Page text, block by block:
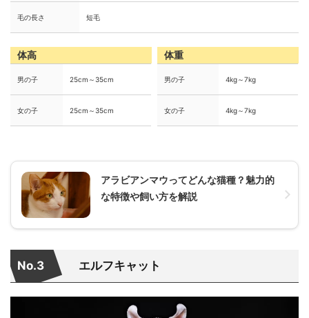
毛の長さ 短毛
体高
男の子 25cm～35cm
女の子 25cm～35cm
体重
男の子 4kg～7kg
女の子 4kg～7kg
アラビアンマウってどんな猫種？魅力的
な特徴や飼い方を解説
No.3 エルフキャット